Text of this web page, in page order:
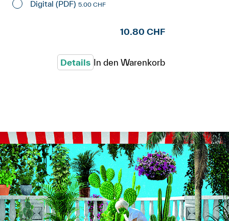
Digital (PDF) 5.00 CHF
10.80 CHF
Details In den Warenkorb